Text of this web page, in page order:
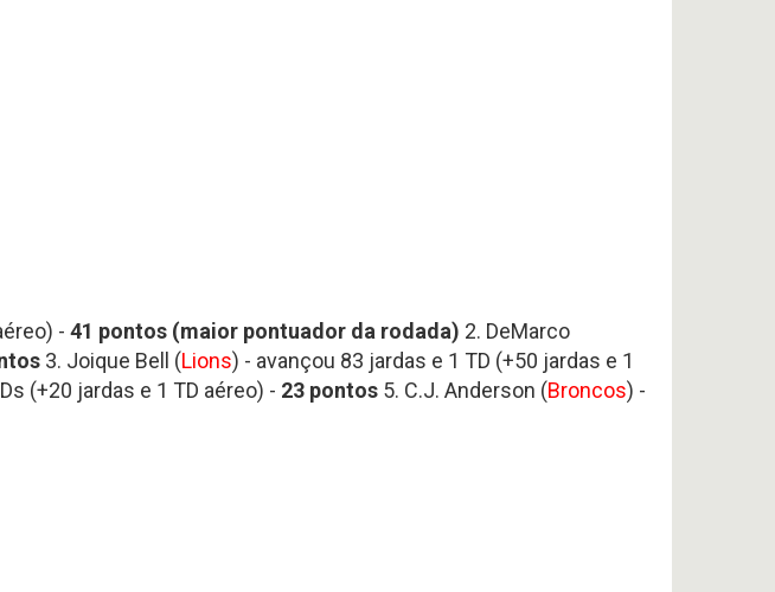
- 41 pontos (maior pontuador da rodada) 2. DeMarco
3. Joique Bell (Lions) - avançou 83 jardas e 1 TD (+50 jardas e 1
(+20 jardas e 1 TD aéreo) - 23 pontos 5. C.J. Anderson (Broncos) -